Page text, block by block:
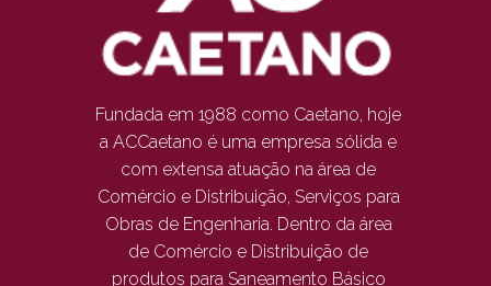
Fundada em 1988 como Caetano, hoje
a ACCaetano é uma empresa sólida e
com extensa atuação na área de
Comércio e Distribuição, Serviços para
Obras de Engenharia. Dentro da área
de Comércio e Distribuição de
produtos para Saneamento Básico